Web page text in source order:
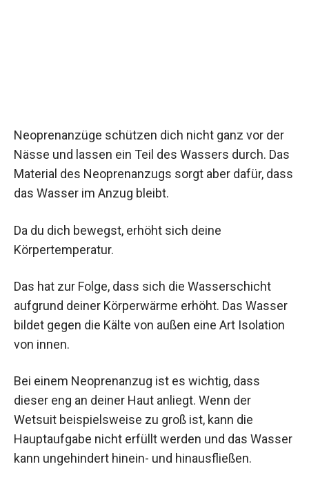
Neoprenanzüge schützen dich nicht ganz vor der
Nässe und lassen ein Teil des Wassers durch. Das
Material des Neoprenanzugs sorgt aber dafür, dass
das Wasser im Anzug bleibt.
Da du dich bewegst, erhöht sich deine
Körpertemperatur.
Das hat zur Folge, dass sich die Wasserschicht
aufgrund deiner Körperwärme erhöht. Das Wasser
bildet gegen die Kälte von außen eine Art Isolation
von innen.
Bei einem Neoprenanzug ist es wichtig, dass
dieser eng an deiner Haut anliegt. Wenn der
Wetsuit beispielsweise zu groß ist, kann die
Hauptaufgabe nicht erfüllt werden und das Wasser
kann ungehindert hinein- und hinausfließen.